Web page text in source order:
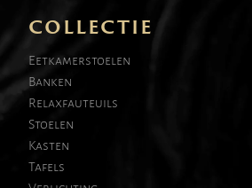
COLLECTIE
Eetkamerstoelen
Banken
Relaxfauteuils
Stoelen
Kasten
Tafels